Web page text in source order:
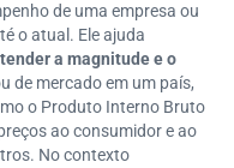
de uma empresa ou
o atual. Ele ajuda
a magnitude e o
de mercado em um país,
o Produto Interno Bruto
ao consumidor e ao
No contexto